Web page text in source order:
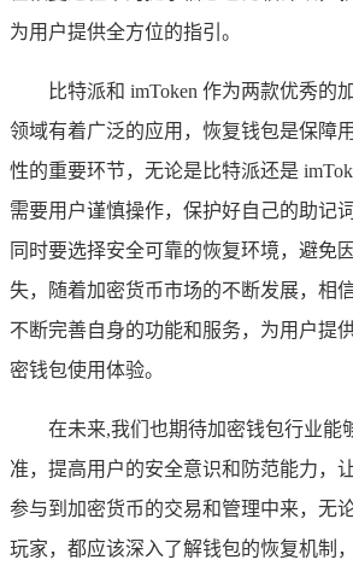
为用户提供全方位的指引。
比特派和 imToken 作为两款优秀的
领域有着广泛的应用，恢复钱包是保障
性的重要环节，无论是比特派还是
需要用户谨慎操作，保护好自己的助记
同时要选择安全可靠的恢复环境，避免
失，随着加密货币市场的不断发展，相
不断完善自身的功能和服务，为用户提
密钱包使用体验。
在未来,我们也期待加密钱包行业能
准，提高用户的安全意识和防范能力，
参与到加密货币的交易和管理中来，无
玩家，都应该深入了解钱包的恢复机制